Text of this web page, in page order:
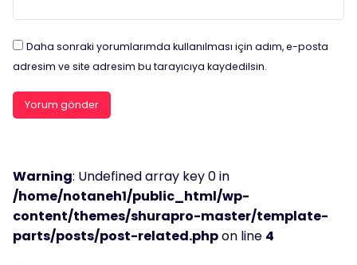
Daha sonraki yorumlarımda kullanılması için adım, e-posta
adresim ve site adresim bu tarayıcıya kaydedilsin.
Warning: Undefined array key 0 in
/home/notaneh1/public_html/wp-
content/themes/shurapro-master/template-
parts/posts/post-related.phpon line 4